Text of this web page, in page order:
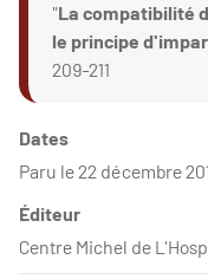
"La compatibilité
le principe
209-211
Dates
Paru le 22 décembre
Éditeur
Centre Michel de